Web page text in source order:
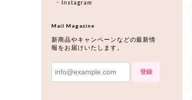
Instagram
Mail Magazine
新商品やキャンペーンなどの最新情
報をお届けいたします。
登録